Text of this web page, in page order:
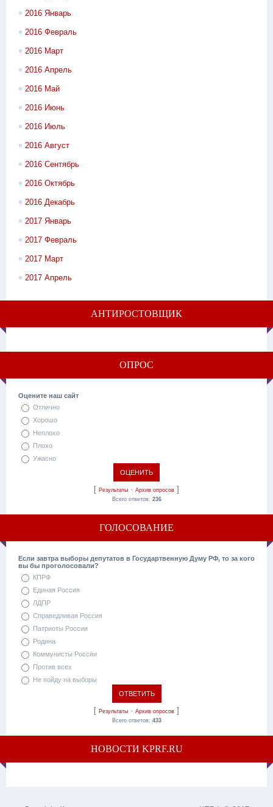
2016 Январь
2016 Февраль
2016 Март
2016 Апрель
2016 Май
2016 Июнь
2016 Июль
2016 Август
2016 Сентябрь
2016 Октябрь
2016 Декабрь
2017 Январь
2017 Февраль
2017 Март
2017 Апрель
АНТИРОСТОВЩИК
ОПРОС
Оцените наш сайт
Отлично
Хорошо
Неплохо
Плохо
Ужасно
[ Результаты · Архив опросов ]
Всего ответов: 236
ГОЛОСОВАНИЕ
Если завтра выборы депутатов в Государтвенную Думу РФ, то за кого
вы бы проголосовали?
КПРФ
Единая Россия
ЛДПР
Справедливая Россия
Патриоты России
Родина
Коммунисты России
Против всех
Не пойду на выборы
[ Результаты · Архив опросов ]
Всего ответов: 433
НОВОСТИ KPRF.RU